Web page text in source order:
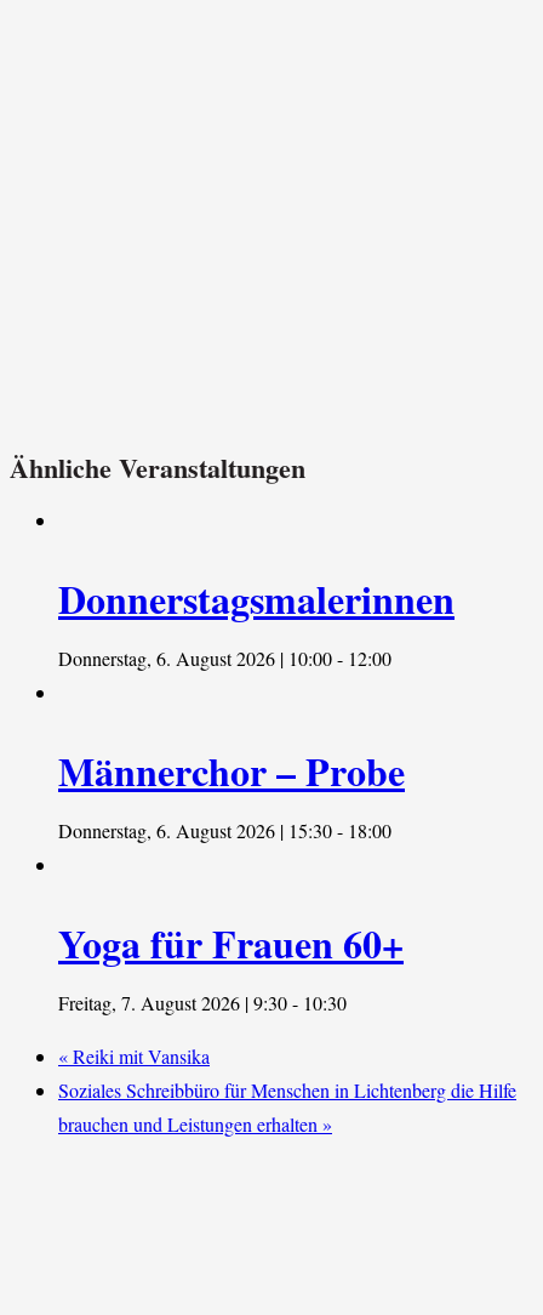
Ähnliche Veranstaltungen
Donnerstagsmalerinnen
Donnerstag, 6. August 2026 | 10:00- 12:00
Männerchor – Probe
Donnerstag, 6. August 2026 | 15:30- 18:00
Yoga für Frauen 60+
Freitag, 7. August 2026 | 9:30- 10:30
«Reiki mit Vansika
Soziales Schreibbüro für Menschen in Lichtenberg die Hilfe
brauchen und Leistungen erhalten »